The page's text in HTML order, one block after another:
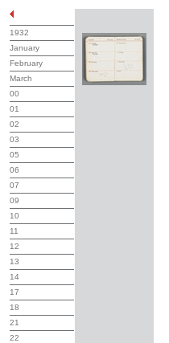
1932
January
February
March
00
01
02
03
05
06
07
09
10
11
12
13
14
17
18
21
22